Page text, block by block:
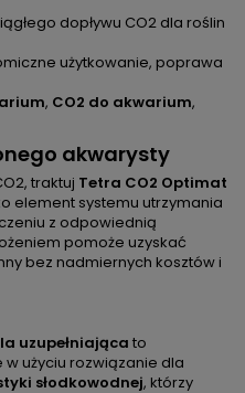
dopływu CO2 dla roślin
użytkowanie, poprawa
, CO2 do akwarium,
akwarysty
traktuj Tetra CO2 Optimat
element systemu utrzymania
z odpowiednią
pomoże uzyskać
bez nadmiernych kosztów i
uzupełniająca to
użyciu rozwiązanie dla
słodkowodnej, którzy